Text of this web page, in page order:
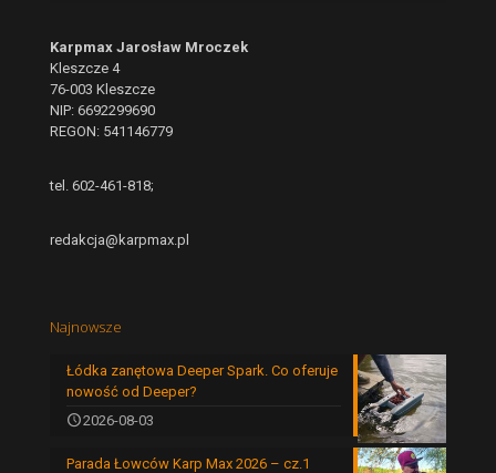
Karpmax Jarosław Mroczek
Kleszcze 4
76-003 Kleszcze
NIP: 6692299690
REGON: 541146779
tel. 602-461-818;
redakcja@karpmax.pl
Najnowsze
Łódka zanętowa Deeper Spark. Co oferuje
nowość od Deeper?
2026-08-03
Parada Łowców Karp Max 2026 – cz.1